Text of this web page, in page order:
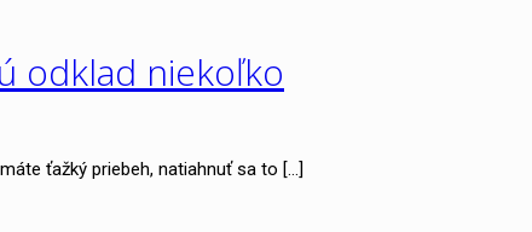
odklad niekoľko
ťažký priebeh, natiahnuť sa to […]